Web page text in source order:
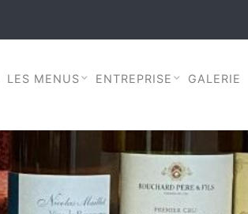
LES MENUS ENTREPRISE GALERIE